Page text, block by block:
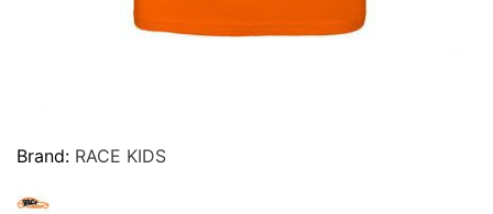
Brand: RACE KIDS